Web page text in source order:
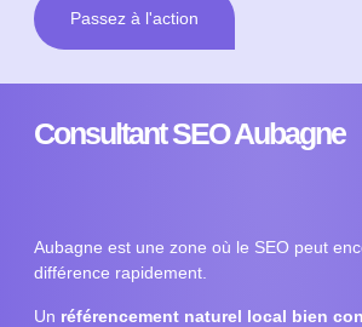
Passez à l'action
Consultant SEO Aubagne
Aubagne est une zone où le SEO peut
différence rapidement.
Un référencement naturel local bien